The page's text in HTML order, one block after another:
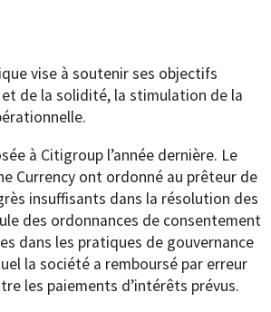
vise à soutenir ses objectifs
de la solidité, la stimulation de la
à Citigroup l’année dernière. Le
Currency ont ordonné au prêteur de
insuffisants dans la résolution des
des ordonnances de consentement
dans les pratiques de gouvernance
la société a remboursé par erreur
les paiements d’intérêts prévus.